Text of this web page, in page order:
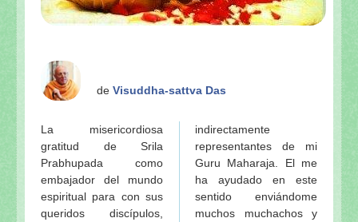
de Visuddha-sattva Das
La misericordiosa
gratitud de Srila
Prabhupada como
embajador del mundo
espiritual para con sus
queridos discípulos,
indirectamente
representantes de mi
Guru Maharaja. El me
ha ayudado en este
sentido enviándome
muchos muchachos y